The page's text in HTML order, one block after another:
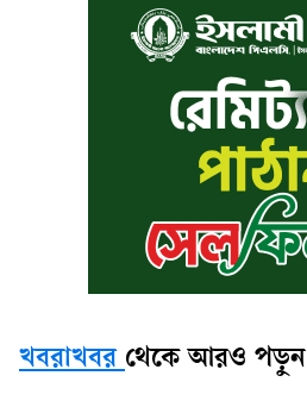
খবরাখবর থেকে আরও পড়ুন